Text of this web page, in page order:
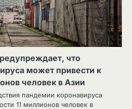
что
может привести к
человек в Азии
пандемии коронавируса
11 миллионов человек в